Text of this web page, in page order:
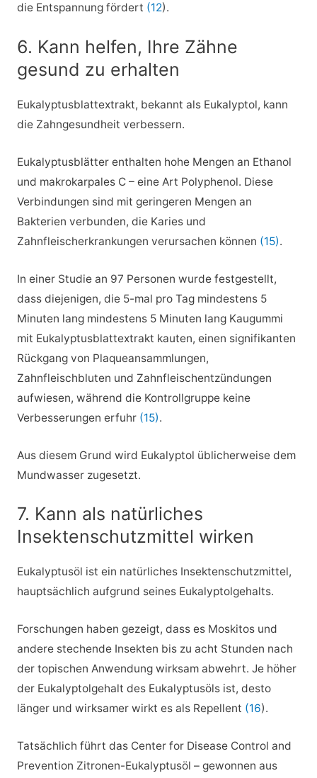
die Entspannung fördert (12).
6. Kann helfen, Ihre Zähne
gesund zu erhalten
Eukalyptusblattextrakt, bekannt als Eukalyptol, kann
die Zahngesundheit verbessern.
Eukalyptusblätter enthalten hohe Mengen an Ethanol
und makrokarpales C – eine Art Polyphenol. Diese
Verbindungen sind mit geringeren Mengen an
Bakterien verbunden, die Karies und
Zahnfleischerkrankungen verursachen können (15).
In einer Studie an 97 Personen wurde festgestellt,
dass diejenigen, die 5-mal pro Tag mindestens 5
Minuten lang mindestens 5 Minuten lang Kaugummi
mit Eukalyptusblattextrakt kauten, einen signifikanten
Rückgang von Plaqueansammlungen,
Zahnfleischbluten und Zahnfleischentzündungen
aufwiesen, während die Kontrollgruppe keine
Verbesserungen erfuhr(15).
Aus diesem Grund wird Eukalyptol üblicherweise dem
Mundwasser zugesetzt.
7. Kann als natürliches
Insektenschutzmittel wirken
Eukalyptusöl ist ein natürliches Insektenschutzmittel,
hauptsächlich aufgrund seines Eukalyptolgehalts.
Forschungen haben gezeigt, dass es Moskitos und
andere stechende Insekten bis zu acht Stunden nach
der topischen Anwendung wirksam abwehrt. Je höher
der Eukalyptolgehalt des Eukalyptusöls ist, desto
länger und wirksamer wirkt es als Repellent (16).
Tatsächlich führt das Center for Disease Control and
Prevention Zitronen-Eukalyptusöl – gewonnen aus